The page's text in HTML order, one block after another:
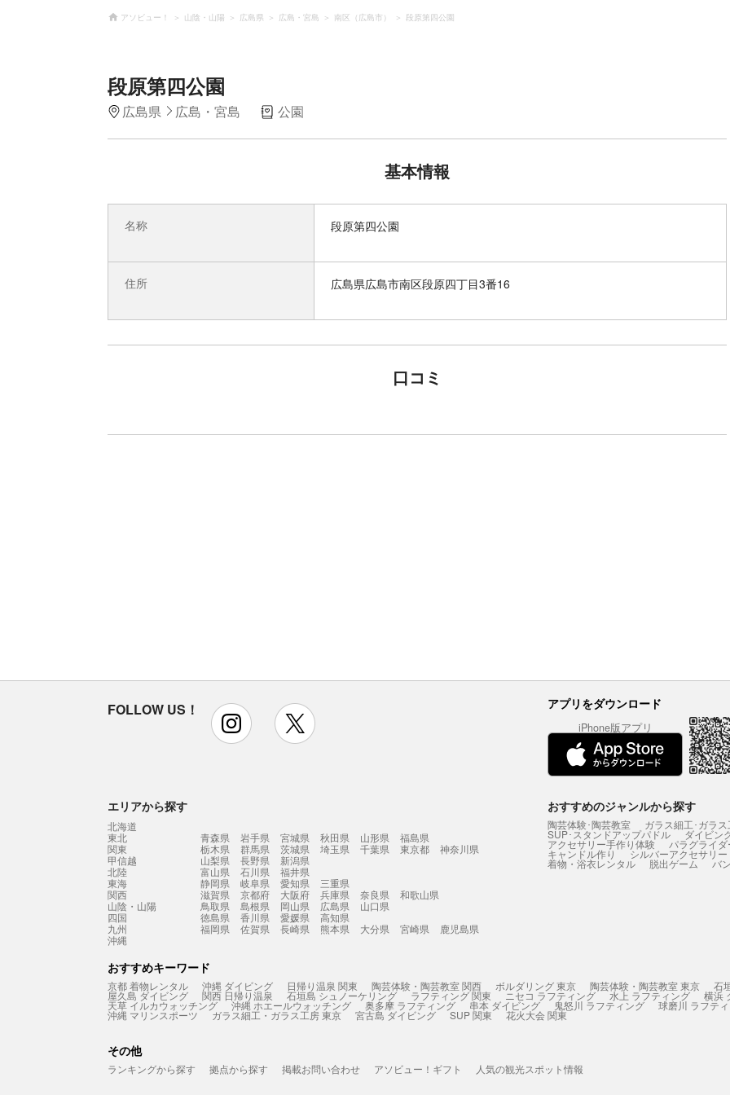
アソビュー！ 山陰・山陽 広島県 広島・宮島 南区（広島市） 段原第四公園
段原第四公園
広島県 広島・宮島 公園
基本情報
名称 段原第四公園
住所 広島県広島市南区段原四丁目3番16
口コミ
FOLLOW US！ instagram アプリをダウンロード
iPhone版アプリ
エリアから探す
北海道
東北
青森県 岩手県 宮城県 秋田県 山形県
福島県
関東
栃木県 群馬県 茨城県 埼玉県 千葉県 東京都
神奈川県
甲信越
山梨県 長野県
新潟県
北陸
富山県 石川県
福井県
東海
静岡県 岐阜県 愛知県
三重県
関西
滋賀県 京都府 大阪府 兵庫県 奈良県
和歌山県
山陰・山陽
鳥取県 島根県 岡山県 広島県
山口県
四国
徳島県 香川県 愛媛県
高知県
九州
福岡県 佐賀県 長崎県 熊本県 大分県 宮崎県
鹿児島県
沖縄
おすすめのジャンルから探す
陶芸体験･陶芸教室 ガラス細工･ガラ
SUP･スタンドアップパドル ダイビン
アクセサリー手作り体験 パラグライダ
キャンドル作り シルバーアクセサリ
着物・浴衣レンタル 脱出ゲーム バ
おすすめキーワード
京都 着物レンタル 沖縄 ダイビング 日帰り温泉 関東 陶芸体験・陶芸教室 関西 ボルダリング 東京 陶芸体験・陶芸教室 東京 石
屋久島 ダイビング 関西 日帰り温泉 石垣島 シュノーケリング ラフティング 関東 ニセコ ラフティング 水上 ラフティング 横浜
天草 イルカウォッチング 沖縄 ホエールウォッチング 奥多摩 ラフティング 串本 ダイビング 鬼怒川 ラフティング 球磨川 ラフテ
沖縄 マリンスポーツ ガラス細工・ガラス工房 東京 宮古島 ダイビング SUP 関東 花火大会 関東
その他
ランキングから探す 拠点から探す 掲載お問い合わせ アソビュー！ギフト 人気の観光スポット情報